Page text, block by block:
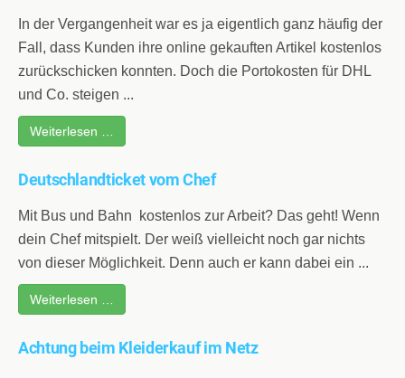
In der Vergangenheit war es ja eigentlich ganz häufig der
Fall, dass Kunden ihre online gekauften Artikel kostenlos
zurückschicken konnten. Doch die Portokosten für DHL
und Co. steigen ...
Weiterlesen …
Deutschlandticket vom Chef
Mit Bus und Bahn kostenlos zur Arbeit? Das geht! Wenn
dein Chef mitspielt. Der weiß vielleicht noch gar nichts
von dieser Möglichkeit. Denn auch er kann dabei ein ...
Weiterlesen …
Achtung beim Kleiderkauf im Netz